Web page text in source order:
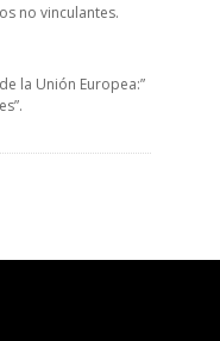
no vinculantes.
la Unión Europea:”